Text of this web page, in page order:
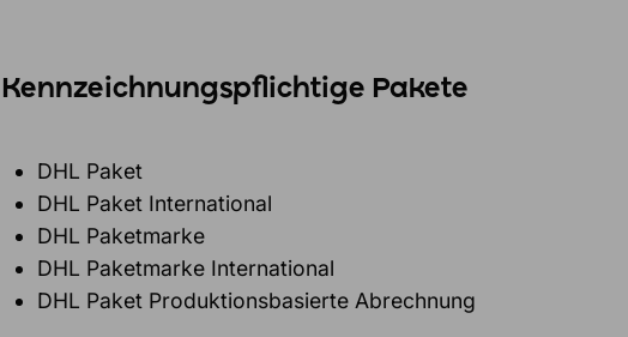
Kennzeichnungspflichtige Pakete
DHL Paket
DHL Paket International
DHL Paketmarke
DHL Paketmarke International
DHL Paket Produktionsbasierte Abrechnung